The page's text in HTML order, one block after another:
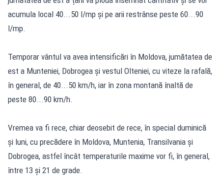
acumula local 40...50 l/mp și pe arii restrânse peste 60...90
l/mp.
Temporar vântul va avea intensificări în Moldova, jumătatea de
est a Munteniei, Dobrogea și vestul Olteniei, cu viteze la rafală,
în general, de 40...50 km/h, iar în zona montană înaltă de
peste 80...90 km/h.
Vremea va fi rece, chiar deosebit de rece, în special duminică
și luni, cu precădere în Moldova, Muntenia, Transilvania și
Dobrogea, astfel încât temperaturile maxime vor fi, în general,
între 13 și 21 de grade.